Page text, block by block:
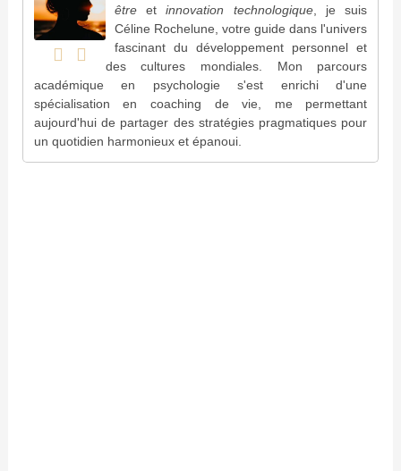
êtreetinnovation technologique, je suis
Céline Rochelune, votre guide dans l'univers
fascinant du développement personnel et
des cultures mondiales. Mon parcours
académique en psychologie s'est enrichi d'une
spécialisation en coaching de vie, me permettant
aujourd'hui de partager des stratégies pragmatiques pour
un quotidien harmonieux et épanoui.